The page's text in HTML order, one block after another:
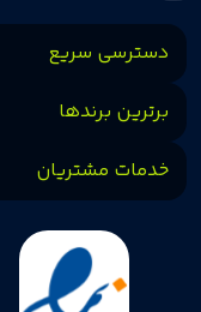
دسترسی سریع
برترین برندها
خدمات مشتریان